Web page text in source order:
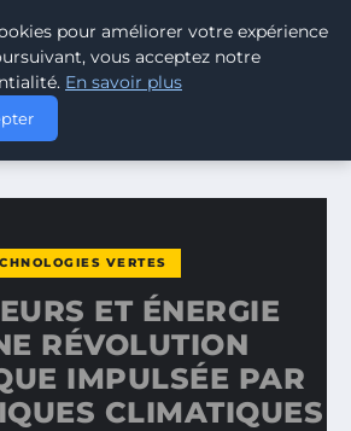
ET TECHNOLOGIES VERTES
VERTE : UNE RÉVOLUTION…
VERTES
ET ÉNERGIE
RÉVOLUTION
IMPULSÉE PAR
CLIMATIQUES
pour améliorer votre expérience
vous acceptez notre
En savoir plus